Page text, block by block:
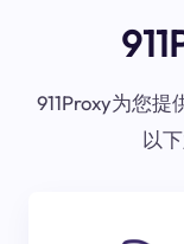
911Proxy为您
以